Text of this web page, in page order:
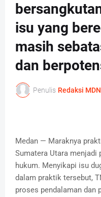
isu yang
masih
dan
Penulis Redaksi MDN
Medan — Maraknya
Sumatera Utara menjadi
hukum. Menyikapi isu
dalam praktik tersebut,
proses pendalaman dan